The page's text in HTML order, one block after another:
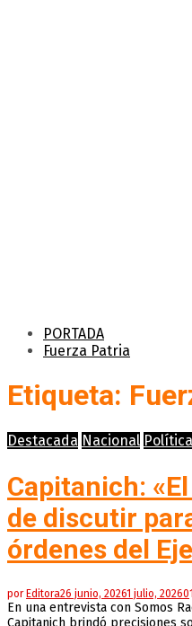
PORTADA
Fuerza Patria
Etiqueta:
Destacada Nacional Política
Capitanich:
de discutir
órdenes del
por Editora26 junio, 20261 julio, 20260
En una entrevista con Somos